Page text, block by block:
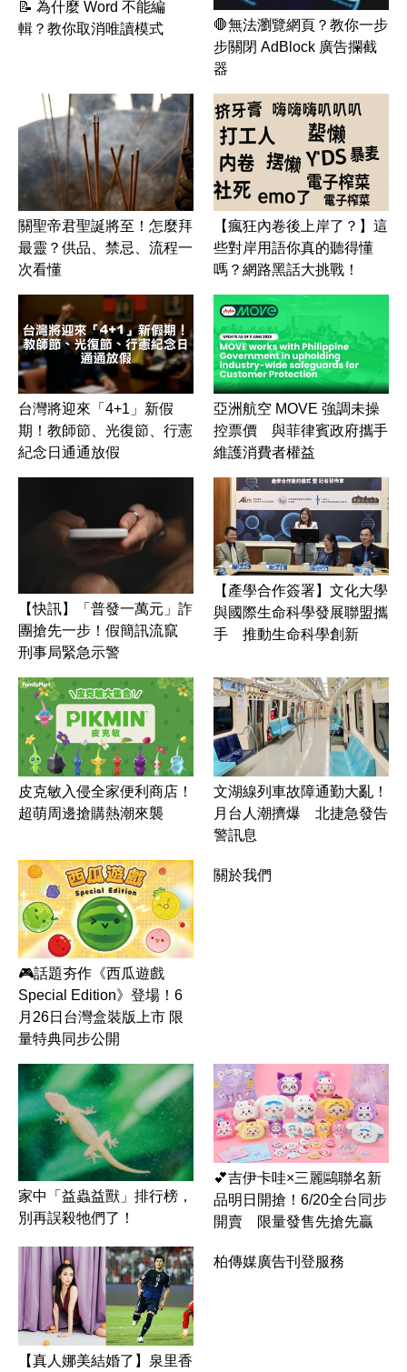
📝 為什麼 Word 不能編
輯？教你取消唯讀模式
🛑無法瀏覽網頁？教你一步
步關閉 AdBlock 廣告攔截
器
關聖帝君聖誕將至！怎麼拜
最靈？供品、禁忌、流程一
次看懂
【瘋狂內卷後上岸了？】這
些對岸用語你真的聽得懂
嗎？網路黑話大挑戰！
台灣將迎來「4+1」新假
期！教師節、光復節、行憲
紀念日通通放假
亞洲航空 MOVE 強調未操
控票價 與菲律賓政府攜手
維護消費者權益
【快訊】「普發一萬元」詐
團搶先一步！假簡訊流竄
刑事局緊急示警
【產學合作簽署】文化大學
與國際生命科學發展聯盟攜
手 推動生命科學創新
皮克敏入侵全家便利商店！
超萌周邊搶購熱潮來襲
文湖線列車故障通勤大亂！
月台人潮擠爆 北捷急發告
警訊息
🎮話題夯作《西瓜遊戲
Special Edition》登場！6
月26日台灣盒裝版上市 限
量特典同步公開
關於我們
家中「益蟲益獸」排行榜，
別再誤殺牠們了！
💕吉伊卡哇×三麗鷗聯名新
品明日開搶！6/20全台同步
開賣 限量發售先搶先贏
【真人娜美結婚了】泉里香
柏傳媒廣告刊登服務